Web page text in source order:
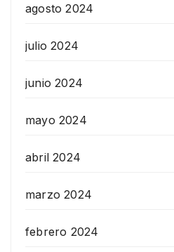
agosto 2024
julio 2024
junio 2024
mayo 2024
abril 2024
marzo 2024
febrero 2024